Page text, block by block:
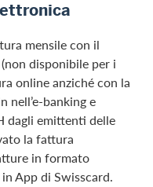
mensile con il
disponibile per i
online anziché con la
nell’e-banking e
dagli emittenti delle
la fattura
in formato
App di Swisscard.